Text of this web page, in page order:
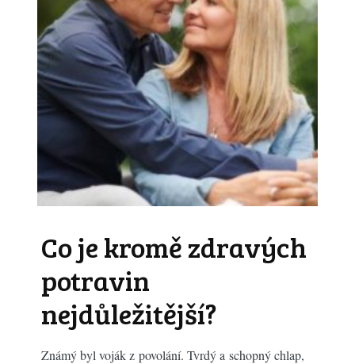
Co je kromě zdravých
potravin
nejdůležitější?
Známý byl voják z povolání. Tvrdý a schopný chlap,